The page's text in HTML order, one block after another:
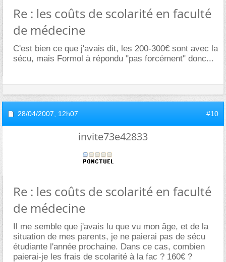
Re : les coûts de scolarité en faculté
de médecine
C'est bien ce que j'avais dit, les 200-300€ sont avec la
sécu, mais Formol à répondu "pas forcément" donc...
28/04/2007, 12h07 #10
invite73e42833
Re : les coûts de scolarité en faculté
de médecine
Il me semble que j'avais lu que vu mon âge, et de la
situation de mes parents, je ne paierai pas de sécu
étudiante l'année prochaine. Dans ce cas, combien
paierai-je les frais de scolarité à la fac ? 160€ ?